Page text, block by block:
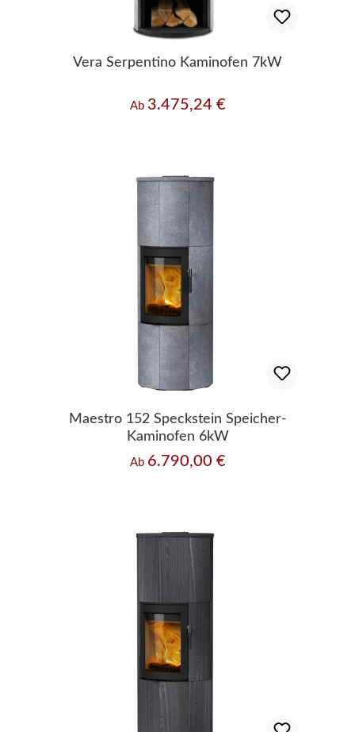
Vera Serpentino Kaminofen 7kW
Regulärer Preis:
Ab 3.475,24 €
Maestro 152 Speckstein Speicher-
Kaminofen 6kW
Regulärer Preis:
Ab 6.790,00 €